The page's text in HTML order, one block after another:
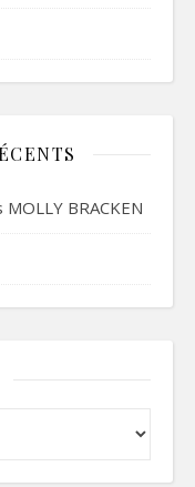
MOLLY BRACKEN